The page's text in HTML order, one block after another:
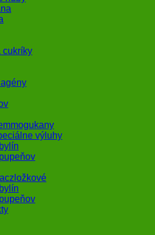
cukríky
výluhy